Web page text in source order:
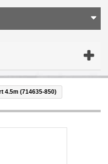
4.5m (714635-850)